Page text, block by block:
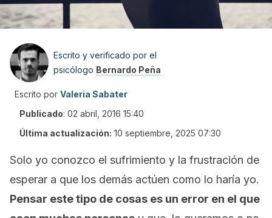
Escrito y verificado por el
psicólogo Bernardo Peña
Escrito por Valeria Sabater
Publicado: 02 abril, 2016 15:40
Última actualización: 10 septiembre, 2025 07:30
Solo yo conozco el sufrimiento y la frustración de
esperar a que los demás actúen como lo haría yo.
Pensar este tipo de cosas es un error en el que